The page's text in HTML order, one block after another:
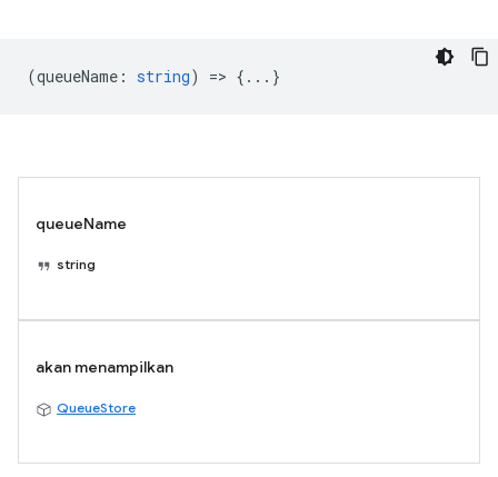
(queueName : string) => {...}
queueName
string
akan menampilkan
QueueStore